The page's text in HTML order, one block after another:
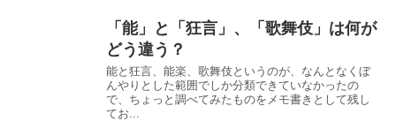
「能」と「狂言」、「歌舞伎」は何が
どう違う？
能と狂言、能楽、歌舞伎というのが、なんとなくぼ
んやりとした範囲でしか分類できていなかったの
で、ちょっと調べてみたものをメモ書きとして残し
てお...